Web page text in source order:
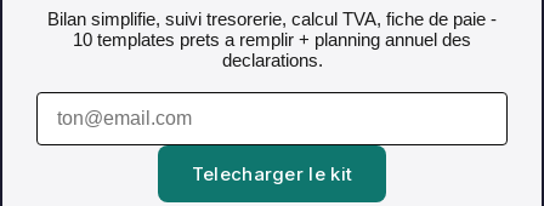
Bilan simplifie, suivi tresorerie, calcul TVA, fiche de paie -
10 templates prets a remplir + planning annuel des
declarations.
Telecharger le kit